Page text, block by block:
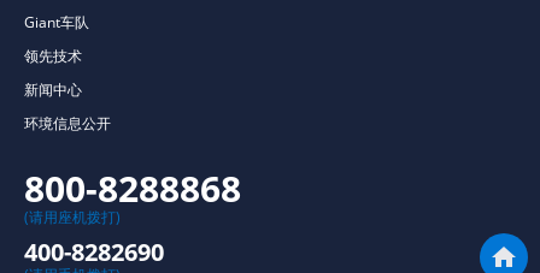

Giant车队
领先技术
新闻中心
环境信息公开
800-8288868
(请用座机拨打)
400-8282690